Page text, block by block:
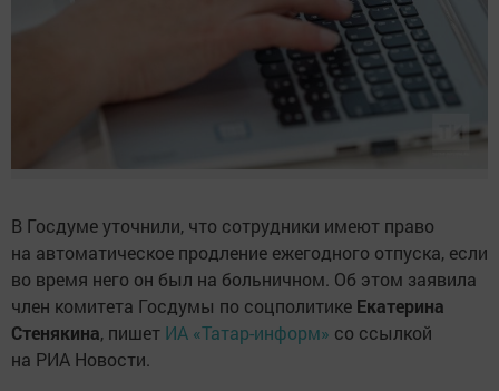
В Госдуме уточнили, что сотрудники имеют право
на автоматическое продление ежегодного отпуска, если
во время него он был на больничном. Об этом заявила
член комитета Госдумы по соцполитике Екатерина
Стенякина, пишет ИА «Татар-информ» со ссылкой
на РИА Новости.